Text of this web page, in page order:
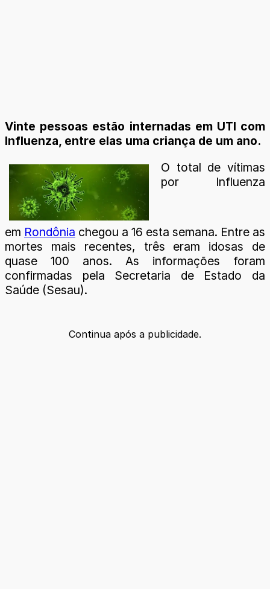
Vinte pessoas estão internadas em UTI com
Influenza, entre elas uma criança de um ano.
O total de vítimas
por Influenza
em Rondônia chegou a 16 esta semana. Entre as
mortes mais recentes, três eram idosas de
quase 100 anos. As informações foram
confirmadas pela Secretaria de Estado da
Saúde (Sesau).
Continua após a publicidade.